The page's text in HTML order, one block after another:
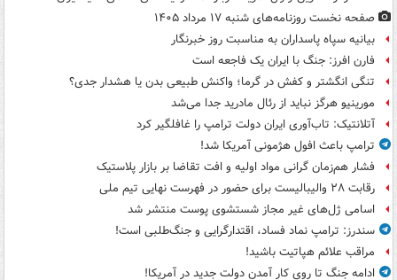
صفحه نخست روزنامه‌های شنبه ۱۷ مرداد ۱۴۰۵
بیانیه سپاه پاسداران به مناسبت روز خبرنگار
فارن افرز: جنگ با ایران یک فاجعه است
تنگی انگشتر و کفش در گرما؛ واکنش طبیعی بدن یا هشدار جدی؟
مورینیو هرگز نباید از رئال مادرید جدا می‌شد
آتلانتیک: تاب‌آوری ایران دولت ترامپ را غافلگیر کرد
ترامپ باعث افول هژمونی آمریکا شد!
فشار هم‌زمان گرانی مواد اولیه و افت تقاضا بر بازار پلاستیک
رقابت ۲۸ والیبالیست برای حضور در فهرست نهایی تیم ملی
اسامی ژل‌های غیر مجاز شستشوی پوست منتشر شد
سندرز: ترامپ نماد فساد، اقتدارگرایی و جنگ‌طلبی است!
مراقب علائم هپاتیت باشید!
ادامه جنگ تا روی کار آمدن دولت جدید در آمریکا!